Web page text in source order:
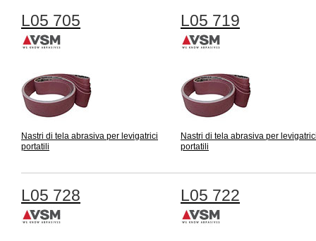
L05 705
Nastri di tela abrasiva per levigatrici
portatili
L05 719
Nastri di tela abrasiva per
portatili
L05 728 L05 722